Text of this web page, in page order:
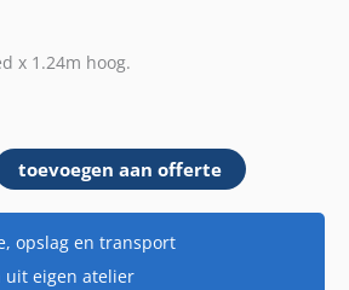
x 1.24m hoog.
toevoegen aan offerte
opslag en transport
uit eigen atelier